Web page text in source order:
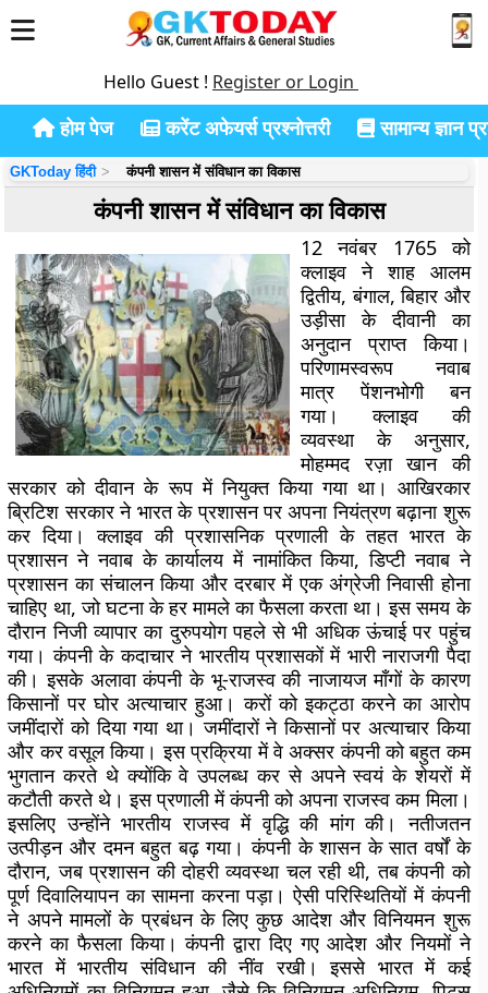
Hello Guest ! Register or Login
होम पेज करेंट अफेयर्स प्रश्नोत्तरी सामान्य ज्ञान
GKToday हिंदी कंपनी शासन में संविधान का विकास
कंपनी शासन में संविधान का विकास
12 नवंबर 1765 को
क्लाइव ने शाह आलम
द्वितीय, बंगाल, बिहार और
उड़ीसा के दीवानी का
अनुदान प्राप्त किया।
परिणामस्वरूप नवाब
मात्र पेंशनभोगी बन
गया। क्लाइव की
व्यवस्था के अनुसार,
मोहम्मद रज़ा खान की
सरकार को दीवान के रूप में नियुक्त किया गया था। आखिरकार
ब्रिटिश सरकार ने भारत के प्रशासन पर अपना नियंत्रण बढ़ाना शुरू
कर दिया। क्लाइव की प्रशासनिक प्रणाली के तहत भारत के
प्रशासन ने नवाब के कार्यालय में नामांकित किया, डिप्टी नवाब ने
प्रशासन का संचालन किया और दरबार में एक अंग्रेजी निवासी होना
चाहिए था, जो घटना के हर मामले का फैसला करता था। इस समय के
दौरान निजी व्यापार का दुरुपयोग पहले से भी अधिक ऊंचाई पर पहुंच
गया। कंपनी के कदाचार ने भारतीय प्रशासकों में भारी नाराजगी पैदा
की। इसके अलावा कंपनी के भू-राजस्व की नाजायज माँगों के कारण
किसानों पर घोर अत्याचार हुआ। करों को इकट्ठा करने का आरोप
जमींदारों को दिया गया था। जमींदारों ने किसानों पर अत्याचार किया
और कर वसूल किया। इस प्रक्रिया में वे अक्सर कंपनी को बहुत कम
भुगतान करते थे क्योंकि वे उपलब्ध कर से अपने स्वयं के शेयरों में
कटौती करते थे। इस प्रणाली में कंपनी को अपना राजस्व कम मिला।
इसलिए उन्होंने भारतीय राजस्व में वृद्धि की मांग की। नतीजतन
उत्पीड़न और दमन बहुत बढ़ गया। कंपनी के शासन के सात वर्षों के
दौरान, जब प्रशासन की दोहरी व्यवस्था चल रही थी, तब कंपनी को
पूर्ण दिवालियापन का सामना करना पड़ा। ऐसी परिस्थितियों में कंपनी
ने अपने मामलों के प्रबंधन के लिए कुछ आदेश और विनियमन शुरू
करने का फैसला किया। कंपनी द्वारा दिए गए आदेश और नियमों ने
भारत में भारतीय संविधान की नींव रखी। इससे भारत में कई